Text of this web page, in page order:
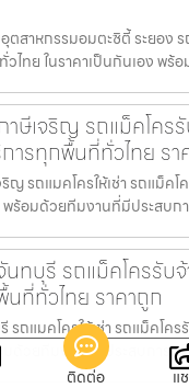
สาหกรรมอมตะซิตี้ ระยอง ร
วไทย ในราคาเป็นกันเอง พร้
าษีเจริญ รถแม็คโคร
การทุกพื้นที่ทั่วไทย ร
ริญ รถแมคโครให้เช่า รถแม็ค
พร้อมด้วยทีมงานที่มีประสบ
นทบุรี รถแม็คโครรับ
นที่ทั่วไทย ราคาถูก
ถแมคโครให้เช่า รถแม็คโคร
อมด้วยทีมงานที่มีประสบการณ์
ติดต่อ แ